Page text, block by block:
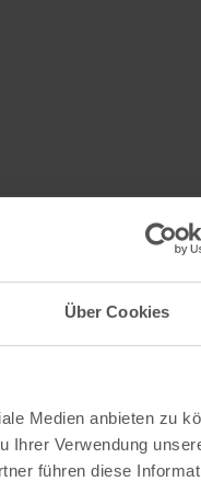
Über Cookies
Medien anbieten zu
Ihrer Verwendung
führen diese